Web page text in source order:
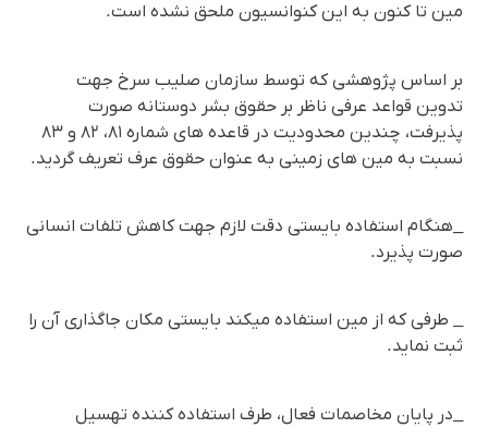
مین تا کنون به این کنوانسیون ملحق نشده است.
بر اساس پژوهشی که توسط سازمان صلیب سرخ جهت
تدوین قواعد عرفی ناظر بر حقوق بشر دوستانه صورت
پذیرفت، چندین محدودیت در قاعده های شماره ٨۱، ٨۲ و ٨۳
نسبت به مین های زمینی به عنوان حقوق عرف تعریف گردید.
_هنگام استفاده بایستی دقت لازم جهت کاهش تلفات انسانی
صورت پذیرد.
_ طرفی که از مین استفاده میکند بایستی مکان جاگذاری آن را
ثبت نماید.
_در پایان مخاصمات فعال، طرف استفاده کننده تهسیل